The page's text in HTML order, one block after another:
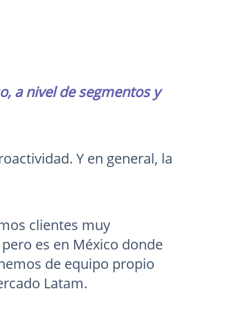
a nivel de segmentos y
Y en general, la
clientes muy
es en México donde
de equipo propio
Latam.